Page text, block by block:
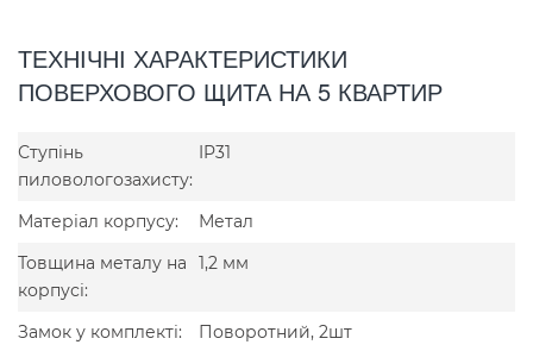
ТЕХНІЧНІ ХАРАКТЕРИСТИКИ
ПОВЕРХОВОГО ЩИТА НА 5 КВАРТИР
Ступінь
пиловологозахисту:
IP31
Матеріал корпусу:
Метал
Товщина металу на
корпусі:
1,2 мм
Замок у комплекті:
Поворотний, 2шт